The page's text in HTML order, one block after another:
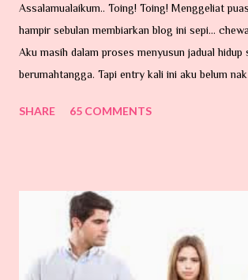
Assalamualaikum.. Toing! Toing! Menggeliat
hampir sebulan membiarkan blog ini sepi...
Aku masih dalam proses menyusun jadual hidup
berumahtangga. Tapi entry kali ini aku belum
Hari ni nak cerita pasal benda dalam gambar ni.
Nama pun kutu, dia memang suka hisap darah.
Mungkin terbang atau dibawa angin, atau
haiwan peliharaan kita yang suka sangat
dalam hutan contohnya kucing. Si kecil ni
SHARE 65 COMMENTS